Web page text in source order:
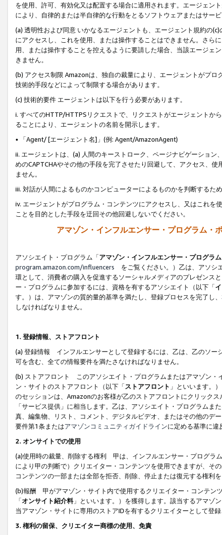
を使用、許可、有効化又は配置する場合に適用されます。エージェン
により、自律的または半自律的な行動をとるソフトウェアまたはサー
(a) 透明性および同意 いかなるエージェントも、エージェント規約の
にアクセスし、これを使用、または操作することはできません。さら
用、または操作することを控えるように要請した場合、当該エージェ
きません。
(b) アクセス制限 Amazonは、独自の裁量により、エージェントがプ
技術的手段などによって制限する場合があります。
(c) 技術的要件 エージェントは以下を行う必要があります。
i. すべてのHTTP/HTTPSリクエストで、リクエストがエージェントか
ることにより、エージェントの名前を開示します。
• 「Agent/ [エージェント名]」(例: Agent/AmazonAgent)
ii. エージェントは、(a) 人間のキーストローク、ページナビゲーショ
めのCAPTCHAやその他の手段を完了させたり回避して、アクセス、
ません。
iii. 対話が人間によるものかコンピューターによるものかを判断するた
iv. エージェントがプログラム・コンテンツにアクセスし、又はこれ
ことを目的とした手段を迂回その他回避しないでください。
アマゾン・インフルエンサー・プログラム・
アソシエイト・プログラム「アマゾン・インフルエンサー・プログラム
program.amazon.com/influencers をご覧ください。）乙は、アソシ
環として、消費者の購入を促進するソーシャルメディアのプレゼンス
ー・プログラムに参加するには、資格を有するアソシエイト（以下「
す。）は、アマゾンの質的量的基準を満たし、登録プロセスを完了し、
しなければなりません。
1. 登録情報、ストアフロント
(a) 登録情報 インフルエンサーとして登録するには、乙は、乙のソー
可を含む、全ての情報要件を満たさなければなりません。
(b) ストアフロント このアソシエイト・プログラムまたはアマゾン・
ン・サイトのストアフロント（以下「ストアフロント 」といいます。
のセッションは、Amazonのお客様が乙のストアフロントにクリック
「サービス提供」に相当します。乙は、アソシエイト・プログラム
真、編集物、リスト、コメント、デジタルビデオ、またはその他のデ
要件第1条またはアマゾンコミュニティガイドラインに定める基準に違
2. オンサイトでの使用
(a)使用時の裁量、削除する権利 甲は、インフルエンサー・プログラ
により甲の判断で）クリエイター・コンテンツを使用できますが、そ
コンテンツの一部または全部を拒否、削除、停止または復元する権利
(b)報酬 甲がアマゾン・サイト内で使用するクリエイター・コンテン
「オンサイト紹介料」といいます。）を獲得します。該当するアマゾ
当アマゾン・サイトに専用のストアIDを有するクリエイターとして登
3. 権利の留保、クリエイター商標の使用、免責